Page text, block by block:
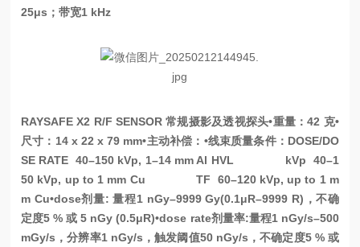
25μs；带宽1 kHz
RAYSAFE X2 R/F SENSOR 常规摄影及透视探头•重量：42 克•
尺寸：14 x 22 x 79 mm•主动补偿： •线束质量条件：DOSE/DO
SE RATE 40–150 kVp, 1–14 mm Al HVL kVp 40–1
50 kVp, up to 1 mm Cu TF 60–120 kVp, up to 1 m
m Cu•dose剂量: 量程1 nGy–9999 Gy(0.1μR–9999 R)，不确
定度5 % 或 5 nGy (0.5μR)•dose rate剂量率:量程1 nGy/s–500
mGy/s，分辨率1 nGy/s，触发阈值50 nGy/s，不确定度5 % 或